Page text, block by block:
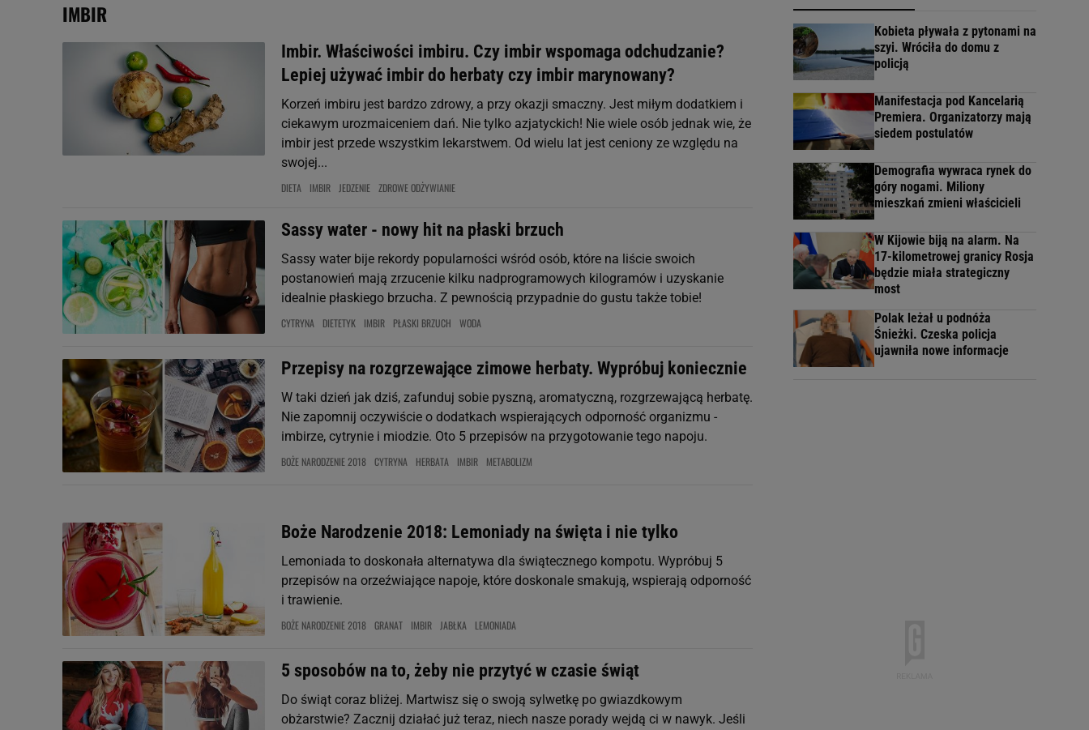
IMBIR
Imbir. Właściwości imbiru. Czy imbir wspomaga odchudzanie?
Lepiej używać imbir do herbaty czy imbir marynowany?
Korzeń imbiru jest bardzo zdrowy, a przy okazji smaczny. Jest miłym dodatkiem i
ciekawym urozmaiceniem dań. Nie tylko azjatyckich! Nie wiele osób jednak wie, że
imbir jest przede wszystkim lekarstwem. Od wielu lat jest ceniony ze względu na
swojej...
DIETA IMBIR JEDZENIE ZDROWE ODŻYWIANIE
Sassy water - nowy hit na płaski brzuch
Sassy water bije rekordy popularności wśród osób, które na liście swoich
postanowień mają zrzucenie kilku nadprogramowych kilogramów i uzyskanie
idealnie płaskiego brzucha. Z pewnością przypadnie do gustu także tobie!
CYTRYNA DIETETYK IMBIR PŁASKI BRZUCH WODA
Przepisy na rozgrzewające zimowe herbaty. Wypróbuj koniecznie
W taki dzień jak dziś, zafunduj sobie pyszną, aromatyczną, rozgrzewającą herbatę.
Nie zapomnij oczywiście o dodatkach wspierających odporność organizmu -
imbirze, cytrynie i miodzie. Oto 5 przepisów na przygotowanie tego napoju.
BOŻE NARODZENIE 2018 CYTRYNA HERBATA IMBIR METABOLIZM
Boże Narodzenie 2018: Lemoniady na święta i nie tylko
Lemoniada to doskonała alternatywa dla świątecznego kompotu. Wypróbuj 5
przepisów na orzeźwiające napoje, które doskonale smakują, wspierają odporność
i trawienie.
BOŻE NARODZENIE 2018 GRANAT IMBIR JABŁKA LEMONIADA
5 sposobów na to, żeby nie przytyć w czasie świąt
Do świąt coraz bliżej. Martwisz się o swoją sylwetkę po gwiazdkowym
obżarstwie? Zacznij działać już teraz, niech nasze porady wejdą ci w nawyk. Jeśli
Kobieta pływała z pytonami na
szyi. Wróciła do domu z
policją
Manifestacja pod Kancelarią
Premiera. Organizatorzy mają
siedem postulatów
Demografia wywraca rynek do
góry nogami. Miliony
mieszkań zmieni właścicieli
W Kijowie biją na alarm. Na
17-kilometrowej granicy Rosja
będzie miała strategiczny
most
Polak leżał u podnóża
Śnieżki. Czeska policja
ujawniła nowe informacje
odnośnik „Ustawienia prywatności ” w stopce serwisu i przechodząc do „Ustawień Zaawansowanych”. Zmiana ustawień
My, nasi Zaufani Partnerzy i Agora S.A. możemy przetwarzać dane osobowe w następujących celach:
Użycie dokładnych danych geolokalizacyjnych. Aktywne skanowanie charakterystyki urządzenia do celów identyfikacji.
Przechowywanie informacji na urządzeniu lub dostęp do nich. Spersonalizowane reklamy i treści, pomiar reklam i treści,
badnie odbiorców i ulepszanie usług.
Lista Zaufanych Partnerów